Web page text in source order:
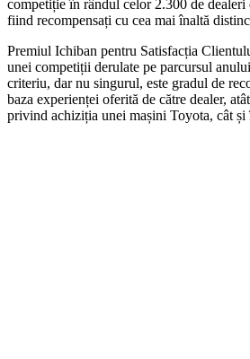
competiție în rândul celor 2.300 de
fiind recompensați cu cea mai înaltă
Premiul Ichiban pentru Satisfacția
unei competiții derulate pe parcursul
criteriu, dar nu singurul, este gradul de
baza experienței oferită de către dealer,
privind achiziția unei mașini Toyota, cât și